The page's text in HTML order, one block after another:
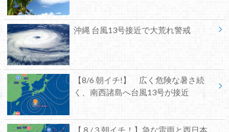
沖縄 台風13号接近で大荒れ警戒
【8/6 朝イチ!】 広く危険な暑さ続
く、南西諸島へ台風13号が接近
【８/３朝イチ！】急な雷雨と西日本